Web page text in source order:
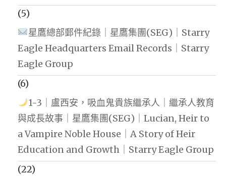
(5)
星鷹總部郵件紀錄｜星鷹集團(SEG)｜Starry
Eagle Headquarters Email Records｜Starry
Eagle Group
(6)
1-3｜盧西安，吸血鬼貴族繼承人｜繼承人教育
與成長故事｜星鷹集團(SEG)｜Lucian, Heir to
a Vampire Noble House｜A Story of Heir
Education and Growth｜Starry Eagle Group
(22)